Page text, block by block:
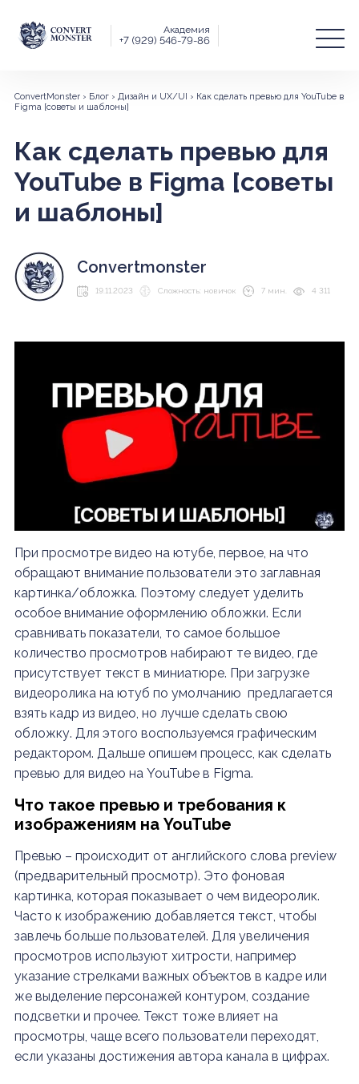
Академия
+7 (929) 546-79-86
ConvertMonster› Блог› Дизайн и UX/UI › Как сделать превью для YouTube в
Figma [советы и шаблоны]
Как сделать превью для
YouTube в Figma [советы
и шаблоны]
Convertmonster
19.11.2023 Сложность: новичок 7 мин. 4 311
При просмотре видео на ютубе, первое, на что
обращают внимание пользователи это заглавная
картинка/обложка. Поэтому следует уделить
особое внимание оформлению обложки. Если
сравнивать показатели, то самое большое
количество просмотров набирают те видео, где
присутствует текст в миниатюре. При загрузке
видеоролика на ютуб по умолчанию предлагается
взять кадр из видео, но лучше сделать свою
обложку. Для этого воспользуемся графическим
редактором. Дальше опишем процесс, как сделать
превью для видео на YouTube в Figma.
Что такое превью и требования к
изображениям на YouTube
Превью – происходит от английского слова preview
(предварительный просмотр). Это фоновая
картинка, которая показывает о чем видеоролик.
Часто к изображению добавляется текст, чтобы
завлечь больше пользователей. Для увеличения
просмотров используют хитрости, например
указание стрелками важных объектов в кадре или
же выделение персонажей контуром, создание
подсветки и прочее. Текст тоже влияет на
просмотры, чаще всего пользователи переходят,
если указаны достижения автора канала в цифрах.